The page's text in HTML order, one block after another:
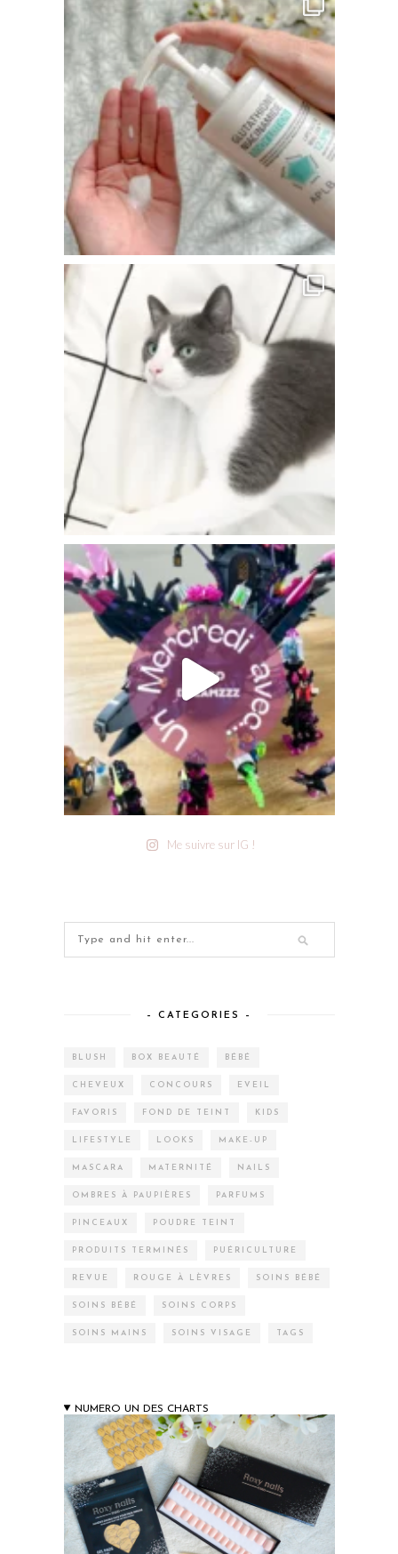
Me suivre sur IG !
– CATEGORIES –
BLUSH BOX BEAUTÉ BÉBÉ
CHEVEUX CONCOURS EVEIL
FAVORIS FOND DE TEINT KIDS
LIFESTYLE LOOKS MAKE-UP
MASCARA MATERNITÉ NAILS
OMBRES À PAUPIÈRES PARFUMS
PINCEAUX POUDRE TEINT
PRODUITS TERMINÉS PUÉRICULTURE
REVUE ROUGE À LÈVRES SOINS BÉBÉ
SOINS BÉBÉ SOINS CORPS
SOINS MAINS SOINS VISAGE TAGS
NUMERO UN DES CHARTS